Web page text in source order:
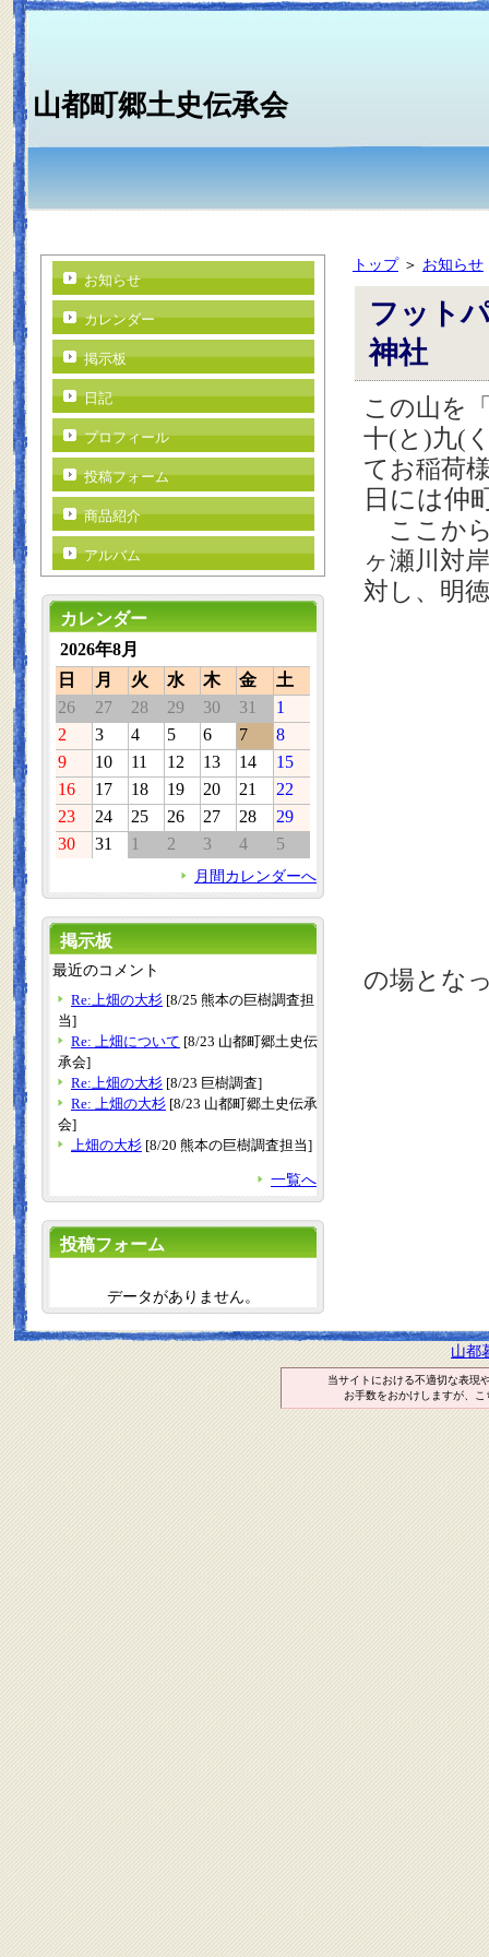
山都町郷土史伝承会
トップ＞ お知らせ
フット
神社
この山を
十(と)九(
てお稲荷
日には仲
ここから
ヶ瀬川対
対し、明
の場とな
お知らせ
カレンダー
掲示板
日記
プロフィール
投稿フォーム
商品紹介
アルバム
カレンダー
2026年8月
日
月 火 水 木 金
土
26
27 28 29 30 31
1
2
3 4 5 6 7
8
9
10 11 12 13 14
15
16
17 18 19 20 21
22
23
24 25 26 27 28
29
30
31 1 2 3 4 5
月間カレンダーへ
掲示板
最近のコメント
Re:上畑の大杉 [8/25 熊本の巨樹調査担
当]
Re: 上畑について [8/23 山都町郷土史伝
承会]
Re:上畑の大杉 [8/23 巨樹調査]
Re: 上畑の大杉 [8/23 山都町郷土史伝承
会]
上畑の大杉 [8/20 熊本の巨樹調査担当]
一覧へ
投稿フォーム
データがありません。
山都
当サイトにおける不適切な表現
お手数をおかけしますが、こ